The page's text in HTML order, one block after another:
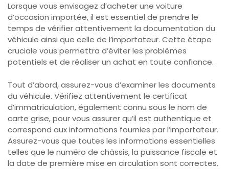
Lorsque vous envisagez d’acheter une voiture
d’occasion importée, il est essentiel de prendre le
temps de vérifier attentivement la documentation du
véhicule ainsi que celle de l’importateur. Cette étape
cruciale vous permettra d’éviter les problèmes
potentiels et de réaliser un achat en toute confiance.
Tout d’abord, assurez-vous d’examiner les documents
du véhicule. Vérifiez attentivement le certificat
d’immatriculation, également connu sous le nom de
carte grise, pour vous assurer qu’il est authentique et
correspond aux informations fournies par l’importateur.
Assurez-vous que toutes les informations essentielles
telles que le numéro de châssis, la puissance fiscale et
la date de première mise en circulation sont correctes.